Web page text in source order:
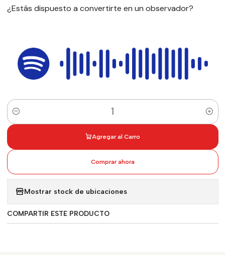
¿Estás dispuesto a convertirte en un observador?
Cantidad
Agregar al Carro
Comprar ahora
Mostrar stock de ubicaciones
COMPARTIR ESTE PRODUCTO